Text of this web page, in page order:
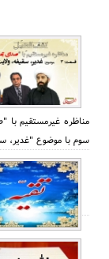
مناظره غیرمستقیم
سوم با موضوع "غدیر،